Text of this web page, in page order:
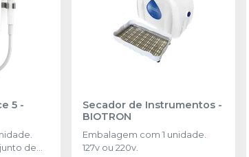
5 -
de
Secador de Instrumentos -
BIOTRON
Embalagem com 1 unidade.
127v ou 220v.